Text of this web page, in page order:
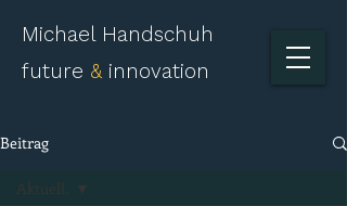
Michael Handschuh
future & innovation
Beitrag
Aktuell.